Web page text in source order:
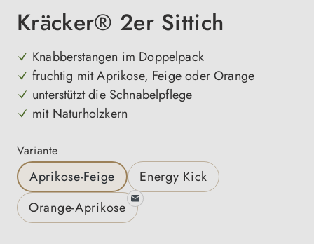
Kräcker® 2er Sittich
Knabberstangen im Doppelpack
fruchtig mit Aprikose, Feige oder Orange
unterstützt die Schnabelpflege
mit Naturholzkern
Variante
Aprikose-Feige
Energy Kick
Orange-Aprikose